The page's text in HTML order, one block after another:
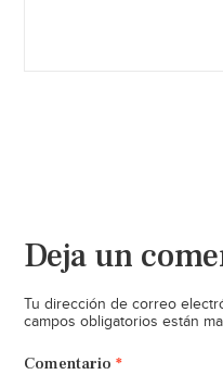
Deja un
Tu dirección de correo
campos obligatorios están
Comentario *